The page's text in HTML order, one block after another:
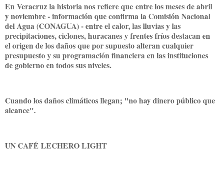
En Veracruz la historia nos refiere que entre los meses de abril
y noviembre - información que confirma la Comisión Nacional
del Agua (CONAGUA) - entre el calor, las lluvias y las
precipitaciones, ciclones, huracanes y frentes fríos destacan en
el origen de los daños que por supuesto alteran cualquier
presupuesto y su programación financiera en las instituciones
de gobierno en todos sus niveles.
Cuando los daños climáticos llegan; "no hay dinero público que
alcance".
UN CAFÉ LECHERO LIGHT